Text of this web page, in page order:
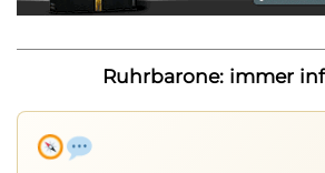
Ruhrbarone: immer